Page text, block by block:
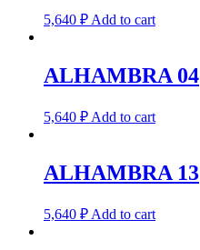
5,640 ₽ Add to cart
ALHAMBRA 04
5,640 ₽ Add to cart
ALHAMBRA 13
5,640 ₽ Add to cart